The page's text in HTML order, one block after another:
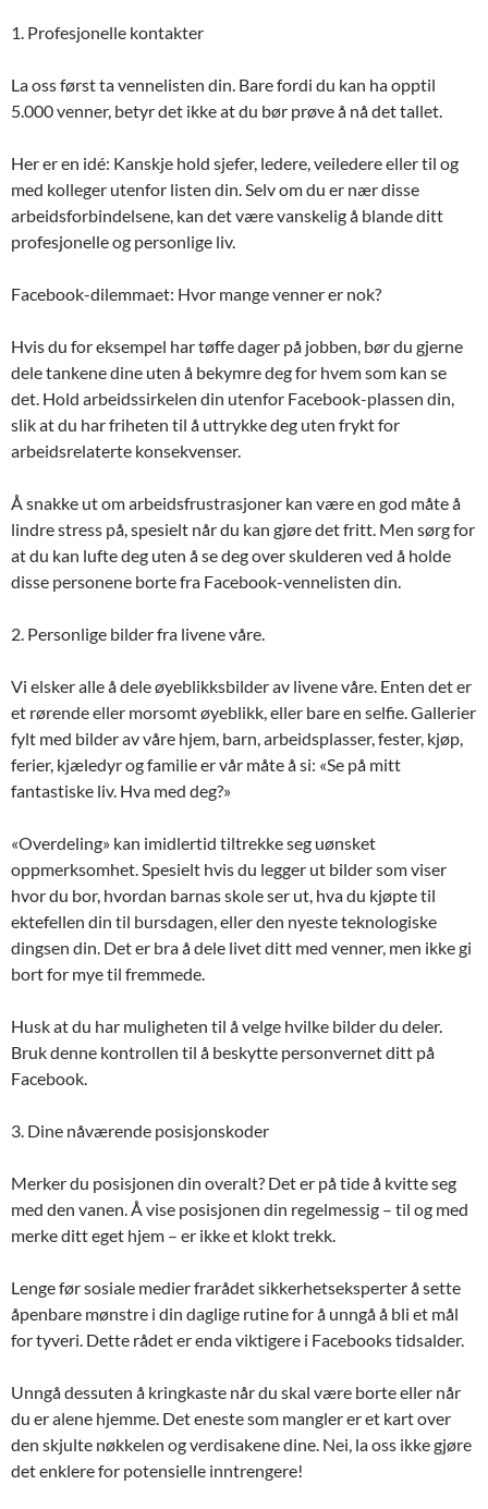
1. Profesjonelle kontakter
La oss først ta vennelisten din. Bare fordi du kan ha opptil
5.000 venner, betyr det ikke at du bør prøve å nå det tallet.
Her er en idé: Kanskje hold sjefer, ledere, veiledere eller til og
med kolleger utenfor listen din. Selv om du er nær disse
arbeidsforbindelsene, kan det være vanskelig å blande ditt
profesjonelle og personlige liv.
Facebook-dilemmaet: Hvor mange venner er nok?
Hvis du for eksempel har tøffe dager på jobben, bør du gjerne
dele tankene dine uten å bekymre deg for hvem som kan se
det. Hold arbeidssirkelen din utenfor Facebook-plassen din,
slik at du har friheten til å uttrykke deg uten frykt for
arbeidsrelaterte konsekvenser.
Å snakke ut om arbeidsfrustrasjoner kan være en god måte å
lindre stress på, spesielt når du kan gjøre det fritt. Men sørg for
at du kan lufte deg uten å se deg over skulderen ved å holde
disse personene borte fra Facebook-vennelisten din.
2. Personlige bilder fra livene våre.
Vi elsker alle å dele øyeblikksbilder av livene våre. Enten det er
et rørende eller morsomt øyeblikk, eller bare en selfie. Gallerier
fylt med bilder av våre hjem, barn, arbeidsplasser, fester, kjøp,
ferier, kjæledyr og familie er vår måte å si: «Se på mitt
fantastiske liv. Hva med deg?»
«Overdeling» kan imidlertid tiltrekke seg uønsket
oppmerksomhet. Spesielt hvis du legger ut bilder som viser
hvor du bor, hvordan barnas skole ser ut, hva du kjøpte til
ektefellen din til bursdagen, eller den nyeste teknologiske
dingsen din. Det er bra å dele livet ditt med venner, men ikke gi
bort for mye til fremmede.
Husk at du har muligheten til å velge hvilke bilder du deler.
Bruk denne kontrollen til å beskytte personvernet ditt på
Facebook.
3. Dine nåværende posisjonskoder
Merker du posisjonen din overalt? Det er på tide å kvitte seg
med den vanen. Å vise posisjonen din regelmessig – til og med
merke ditt eget hjem – er ikke et klokt trekk.
Lenge før sosiale medier frarådet sikkerhetseksperter å sette
åpenbare mønstre i din daglige rutine for å unngå å bli et mål
for tyveri. Dette rådet er enda viktigere i Facebooks tidsalder.
Unngå dessuten å kringkaste når du skal være borte eller når
du er alene hjemme. Det eneste som mangler er et kart over
den skjulte nøkkelen og verdisakene dine. Nei, la oss ikke gjøre
det enklere for potensielle inntrengere!